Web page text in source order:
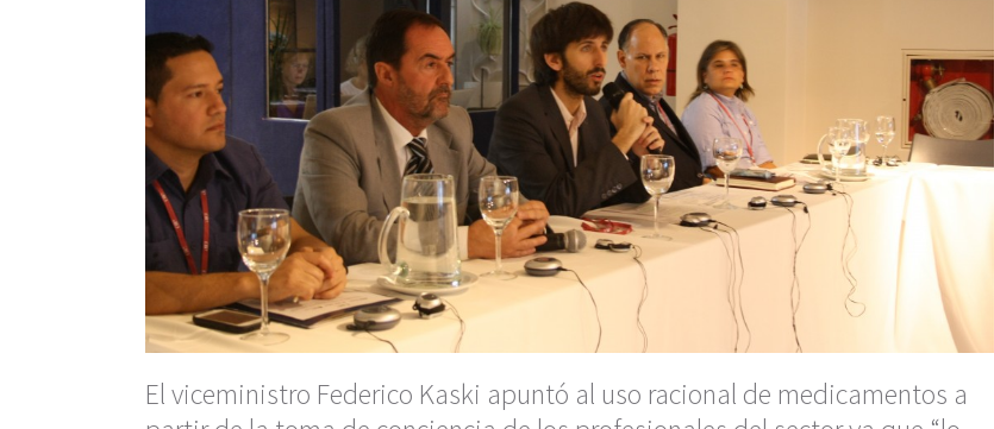
El viceministro Federico Kaski apuntó al uso racional de medicamentos a